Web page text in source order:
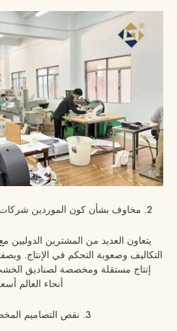
2. مخاوف بشأن كون الموردين شركات تجارية بدلاً من مصانع حقيقية
يتعاون العديد من المشترين الدوليين
التكاليف وصعوبة التحكم في الإنتاج.
إنتاج مستقلة ومخصصة لصناديق
أنحاء العالم
3. نقص التصاميم المخصصة المناسبة للأسواق الدولية